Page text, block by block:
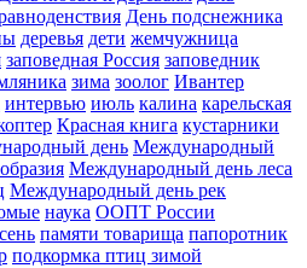
День подснежника
деревья дети жемчужница
заповедная Россия заповедник
зима зоолог Ивантер
интервью июль калина карельская
Красная книга кустарники
день Международный
Международный день леса
Международный день рек
наука ООПТ России
памяти товарища папоротник
подкормка птиц зимой